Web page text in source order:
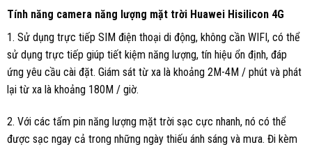
Tính năng camera năng lượng mặt trời Huawei Hisilicon 4G
1. Sử dụng trực tiếp SIM điện thoại di động, không cần WIFI, có thể
sử dụng trực tiếp giúp tiết kiệm năng lượng, tín hiệu ổn định, đáp
ứng yêu cầu cài đặt. Giám sát từ xa là khoảng 2M-4M / phút và phát
lại từ xa là khoảng 180M / giờ.
2. Với các tấm pin năng lượng mặt trời sạc cực nhanh, nó có thể
được sạc ngay cả trong những ngày thiếu ánh sáng và mưa. Đi kèm